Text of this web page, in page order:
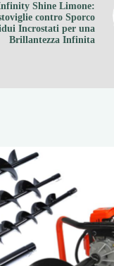
Shine Limone:
contro Sporco
Incrostati per una
Brillantezza Infinita